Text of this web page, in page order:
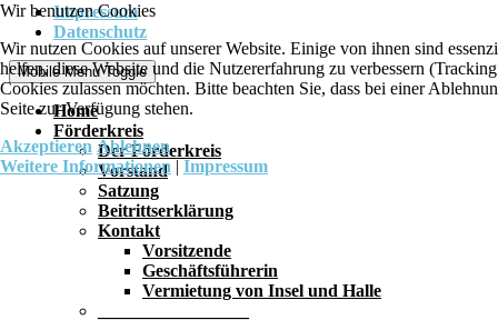
Impressum
Datenschutz
Mobile Menu Toggle
Home
Förderkreis
Der Förderkreis
Vorstand
Satzung
Beitrittserklärung
Kontakt
Vorsitzende
Geschäftsführerin
Vermietung von Insel und Halle
Wir benutzen Cookies
Wir nutzen Cookies auf unserer Website. Einige von ihnen sind
helfen, diese Website und die Nutzererfahrung zu verbessern
Cookies zulassen möchten. Bitte beachten Sie, dass bei einer
Seite zur Verfügung stehen.
Akzeptieren Ablehnen
Weitere Informationen | Impressum